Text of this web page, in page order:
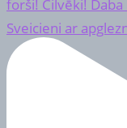
Sveicieni ar